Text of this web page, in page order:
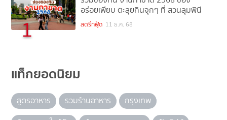
1
อร่อยเพียบ ตะลุยกินจุกๆ ที่ สวนลุมพินี
สตรีทฟู้ด 11 ธ.ค. 68
แท็กยอดนิยม
สูตรอาหาร รวมร้านอาหาร
กรุงเทพ